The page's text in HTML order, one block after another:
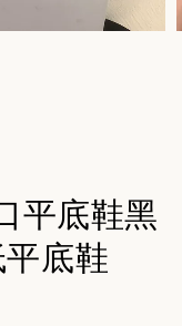
口平底鞋黑
底鞋